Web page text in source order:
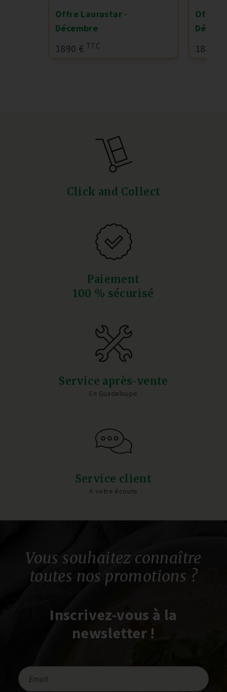
Offre Laurastar -
Décembre
1890 € TTC
Offre
1849 €
Click and Collect
Paiement
100 % sécurisé
Service après-vente
En Guadeloupe
Service client
À votre écoute
Vous souhaitez connaître
toutes nos promotions ?
Inscrivez-vous à la
newsletter !